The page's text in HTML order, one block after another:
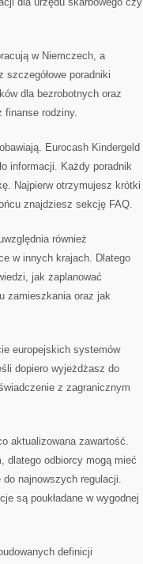
w Niemczech, a
poradniki
dla bezrobotnych oraz
finanse rodziny.
Eurocash Kindergeld
informacji. Każdy poradnik
Najpierw otrzymujesz krótki
znajdziesz sekcję FAQ.
również
w innych krajach. Dlatego
jak zaplanować
zamieszkania oraz jak
europejskich systemów
dopiero wyjeżdżasz do
z zagranicznym
aktualizowana zawartość.
dlatego odbiorcy mogą mieć
najnowszych regulacji.
są poukładane w wygodnej
definicji